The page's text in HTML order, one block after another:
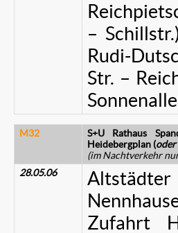
–
Rudi-
Str. –
M32
S+U Rathaus
Heidebergplan (oder
(im Nachtverkehr
28.05.06
Altstädter
Zufahrt